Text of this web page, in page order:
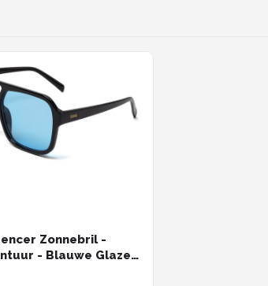
Zonnebril -
- Blauwe Glazen